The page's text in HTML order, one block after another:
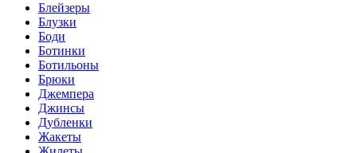
Блейзеры
Блузки
Боди
Ботинки
Ботильоны
Брюки
Джемпера
Джинсы
Дубленки
Жакеты